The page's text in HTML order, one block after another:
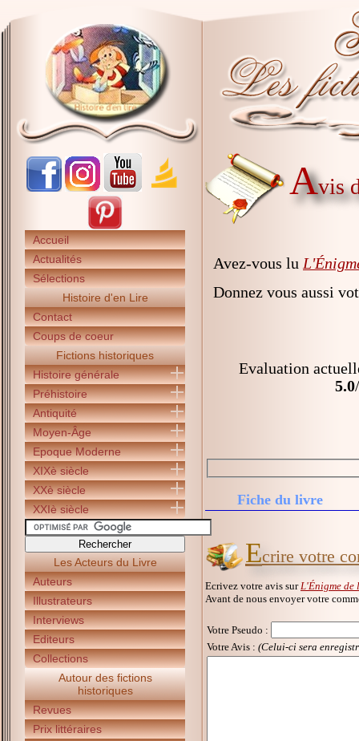
Accueil
Actualités
Sélections
Histoire d'en Lire
Contact
Coups de coeur
Fictions historiques
Histoire générale
Préhistoire
Antiquité
Moyen-Âge
Epoque Moderne
XIXè siècle
XXè siècle
XXIè siècle
Les Acteurs du Livre
Auteurs
Illustrateurs
Interviews
Editeurs
Collections
Autour des fictions
historiques
Revues
Prix littéraires
Avis
Avez-vous lu
Donnez vous aussi
Evaluation
5.0
Fiche du livre
Ecrire votre
Ecrivez votre avis sur L'Énigme de
Avant de nous envoyer votre
Votre Pseudo :
Votre Avis : (Celui-ci sera